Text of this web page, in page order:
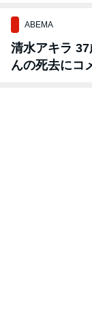
ABEMA
清水アキラ
んの死去にコ